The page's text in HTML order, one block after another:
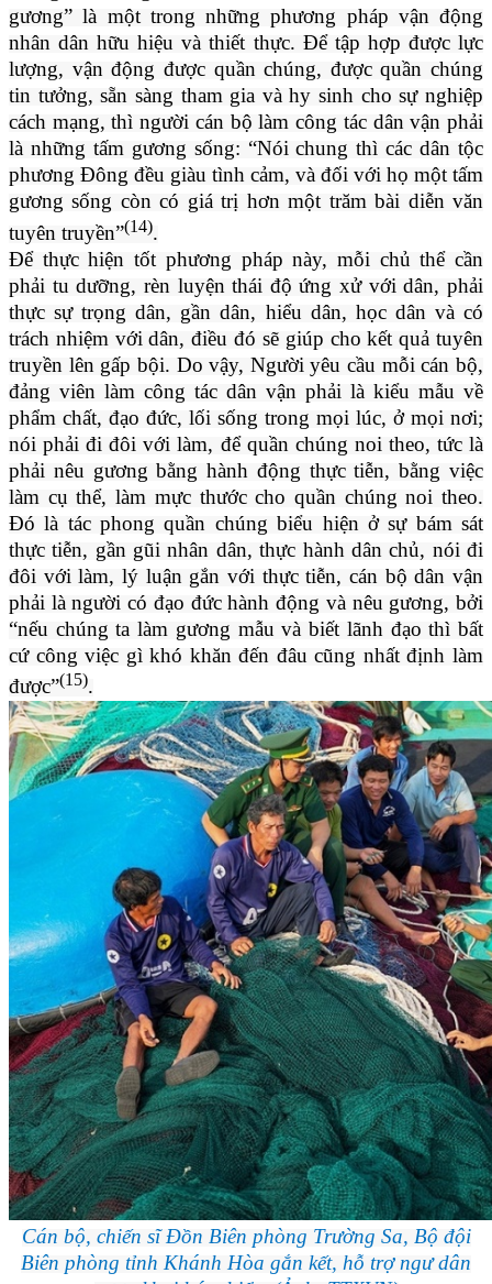
gương” là một trong những phương pháp vận động
nhân dân hữu hiệu và thiết thực. Để tập hợp được lực
lượng, vận động được quần chúng, được quần chúng
tin tưởng, sẵn sàng tham gia và hy sinh cho sự nghiệp
cách mạng, thì người cán bộ làm công tác dân vận phải
là những tấm gương sống: “Nói chung thì các dân tộc
phương Đông đều giàu tình cảm, và đối với họ một tấm
gương sống còn có giá trị hơn một trăm bài diễn văn
tuyên truyền”(14).
Để thực hiện tốt phương pháp này, mỗi chủ thể cần
phải tu dưỡng, rèn luyện thái độ ứng xử với dân, phải
thực sự trọng dân, gần dân, hiểu dân, học dân và có
trách nhiệm với dân, điều đó sẽ giúp cho kết quả tuyên
truyền lên gấp bội. Do vậy, Người yêu cầu mỗi cán bộ,
đảng viên làm công tác dân vận phải là kiểu mẫu về
phẩm chất, đạo đức, lối sống trong mọi lúc, ở mọi nơi;
nói phải đi đôi với làm, để quần chúng noi theo, tức là
phải nêu gương bằng hành động thực tiễn, bằng việc
làm cụ thể, làm mực thước cho quần chúng noi theo.
Đó là tác phong quần chúng biểu hiện ở sự bám sát
thực tiễn, gần gũi nhân dân, thực hành dân chủ, nói đi
đôi với làm, lý luận gắn với thực tiễn, cán bộ dân vận
phải là người có đạo đức hành động và nêu gương, bởi
“nếu chúng ta làm gương mẫu và biết lãnh đạo thì bất
cứ công việc gì khó khăn đến đâu cũng nhất định làm
được”(15).
Cán bộ, chiến sĩ Đồn Biên phòng Trường Sa, Bộ đội
Biên phòng tỉnh Khánh Hòa gắn kết, hỗ trợ ngư dân